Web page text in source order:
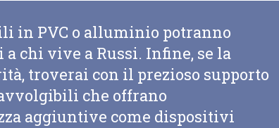
in PVC o alluminio potranno
chi vive a Russi. Infine, se la
troverai con il prezioso supporto
che offrano
aggiuntive come dispositivi